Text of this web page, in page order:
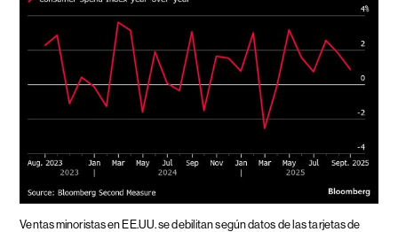
Ventas minoristas en EE.UU. se debilitan según datos de las tarjetas de